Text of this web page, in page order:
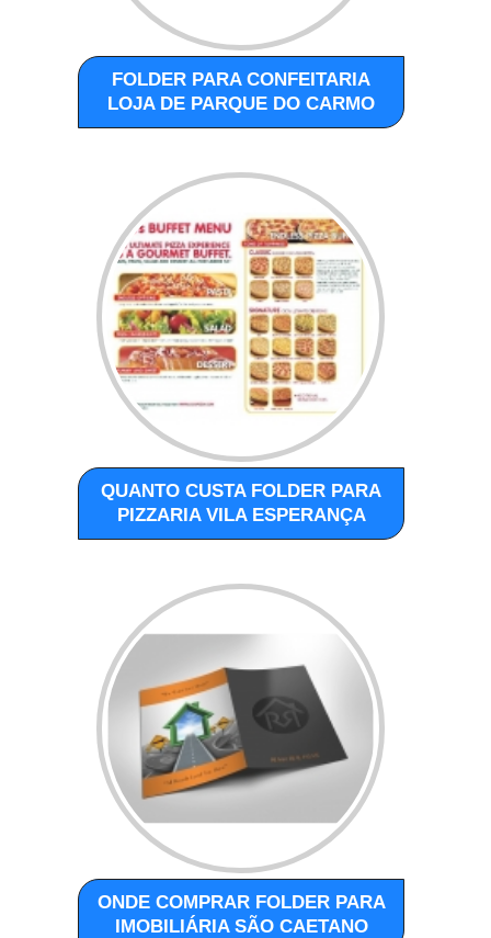
FOLDER PARA CONFEITARIA
LOJA DE PARQUE DO CARMO
QUANTO CUSTA FOLDER PARA
PIZZARIA VILA ESPERANÇA
ONDE COMPRAR FOLDER PARA
IMOBILIÁRIA SÃO CAETANO